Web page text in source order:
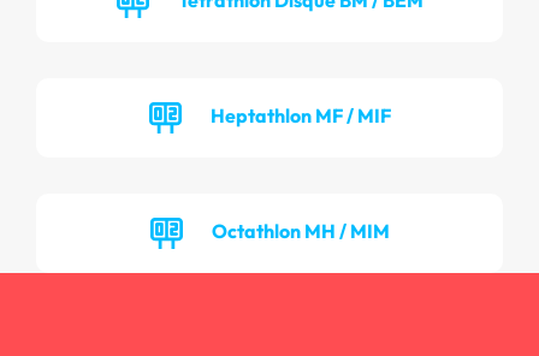
Heptathlon MF / MIF
Octathlon MH / MIM